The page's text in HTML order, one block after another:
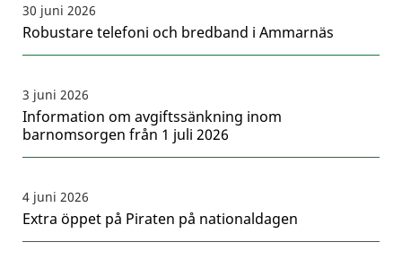
30 juni 2026
Robustare telefoni och bredband i Ammarnäs
3 juni 2026
Information om avgiftssänkning inom
barnomsorgen från 1 juli 2026
4 juni 2026
Extra öppet på Piraten på nationaldagen